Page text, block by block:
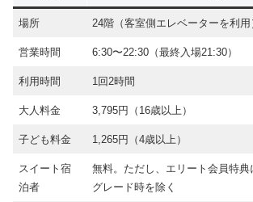
場所 24階（客室側エレベーターを利用
営業時間 6:30〜22:30（最終入場21:30）
利用時間 1回2時間
大人料金 3,795円（16歳以上）
子ども料金 1,265円（4歳以上）
スイート宿
泊者
無料。ただし、エリート会員特
グレード時を除く